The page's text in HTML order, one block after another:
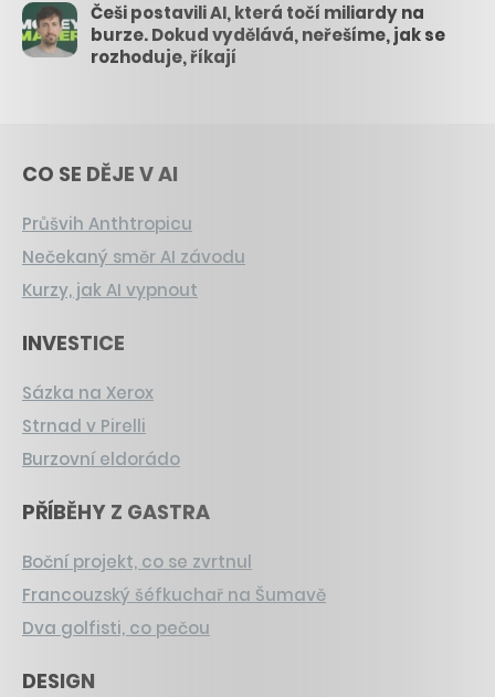
Češi postavili AI, která točí miliardy na
burze. Dokud vydělává, neřešíme, jak se
rozhoduje, říkají
CO SE DĚJE V AI
Průšvih Anthtropicu
Nečekaný směr AI závodu
Kurzy, jak AI vypnout
INVESTICE
Sázka na Xerox
Strnad v Pirelli
Burzovní eldorádo
PŘÍBĚHY Z GASTRA
Boční projekt, co se zvrtnul
Francouzský šéfkuchař na Šumavě
Dva golfisti, co pečou
DESIGN